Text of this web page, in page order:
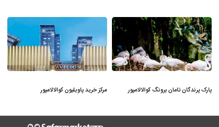
پارک پرندگان تامان برونگ کوالالامپور مرکز خرید پاویلیون کوالالامپور